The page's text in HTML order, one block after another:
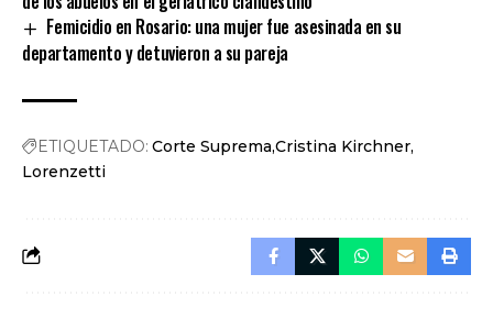
Femicidio en Rosario: una mujer fue asesinada en su
departamento y detuvieron a su pareja
ETIQUETADO: Corte Suprema Cristina Kirchner
Lorenzetti